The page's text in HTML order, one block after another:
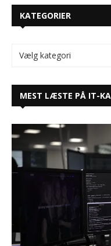
KATEGORIER
MEST LÆSTE PÅ IT-